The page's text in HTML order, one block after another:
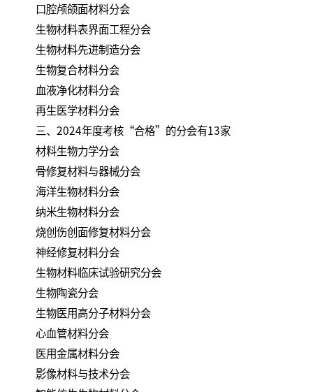
口腔颅颌面材料分会
生物材料表界面工程分会
生物材料先进制造分会
生物复合材料分会
血液净化材料分会
再生医学材料分会
三、2024年度考核“合格”的分会有13家
材料生物力学分会
骨修复材料与器械分会
海洋生物材料分会
纳米生物材料分会
烧创伤创面修复材料分会
神经修复材料分会
生物材料临床试验研究分会
生物陶瓷分会
生物医用高分子材料分会
心血管材料分会
医用金属材料分会
影像材料与技术分会